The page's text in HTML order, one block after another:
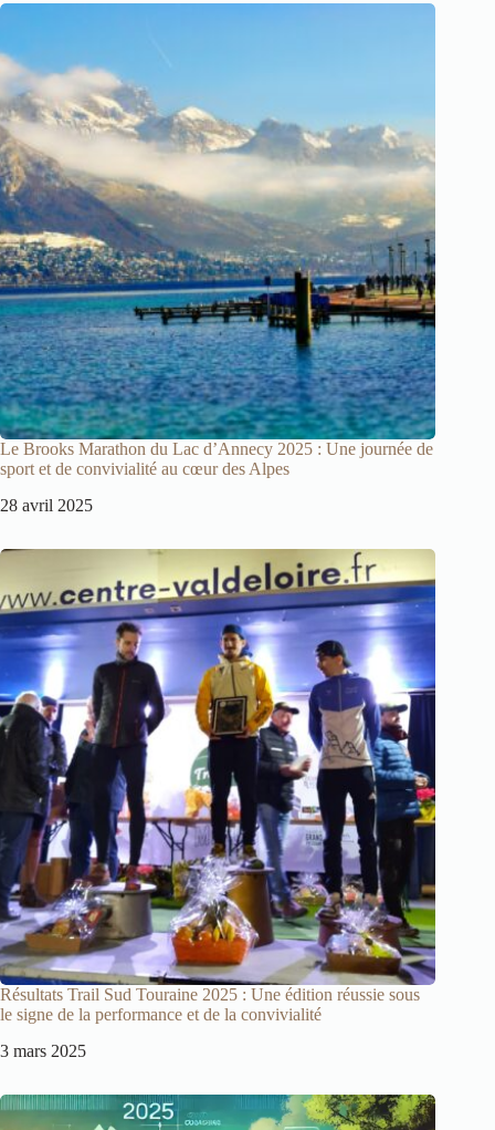
Le Brooks Marathon du Lac d’Annecy 2025 : Une journée de
sport et de convivialité au cœur des Alpes
28 avril 2025
Résultats Trail Sud Touraine 2025 : Une édition réussie sous
le signe de la performance et de la convivialité
3 mars 2025